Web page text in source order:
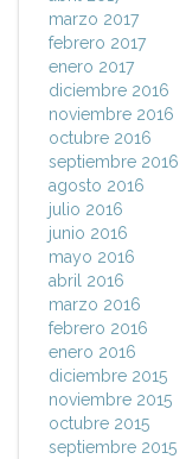
marzo 2017
febrero 2017
enero 2017
diciembre 2016
noviembre 2016
octubre 2016
septiembre 2016
agosto 2016
julio 2016
junio 2016
mayo 2016
abril 2016
marzo 2016
febrero 2016
enero 2016
diciembre 2015
noviembre 2015
octubre 2015
septiembre 2015